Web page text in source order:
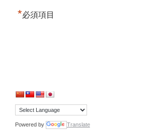
*必須項目
Powered by Translate